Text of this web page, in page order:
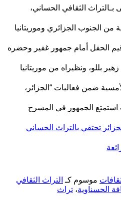
بـالتراث الثقافي الحساني،
من الجنوب الجزائري وموريتانيا
الحفل أمام جمهور غفير وحضره
بللو، ونظيراه من موريتانيا
ضمن فعاليات “الجزائر،
استمتع الجمهور في المسرح
تحتفي بالتراث الحساني
موسوم كـ التراث الثقافي
الحسناوية، تراث